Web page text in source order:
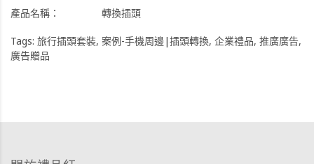
產品名稱：
轉換插頭
Tags: 旅行插頭套裝, 案例-手機周邊|插頭轉換, 企業禮品, 推廣廣告,
廣告贈品